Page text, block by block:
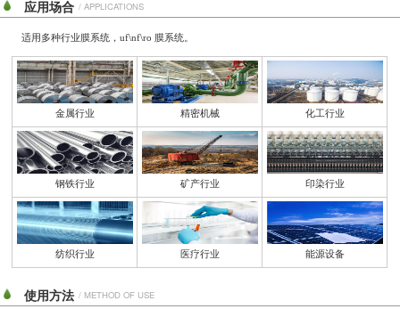
应用场合 / APPLICATIONS
适用多种行业膜系统，uf\nf\ro 膜系统。
金属行业 精密机械 化工行业
钢铁行业 矿产行业 印染行业
纺织行业 医疗行业 能源设备
使用方法 / METHOD OF USE